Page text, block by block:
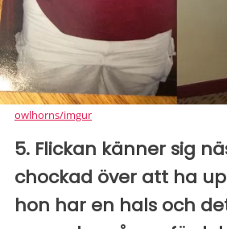
owlhorns/imgur
5. Flickan känner sig
chockad över att ha
hon har en hals och